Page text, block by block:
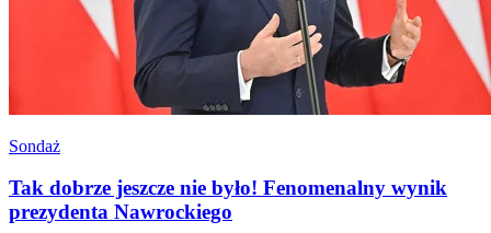
Sondaż
Tak dobrze jeszcze nie było! Fenomenalny wynik
prezydenta Nawrockiego